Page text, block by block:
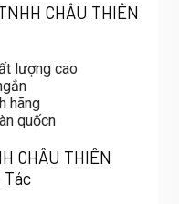
CHÂU THIÊN
lượng cao
hãng
quốcn
CHÂU THIÊN
Tác